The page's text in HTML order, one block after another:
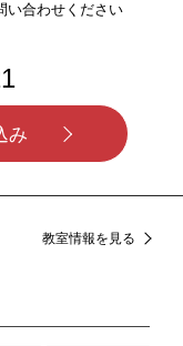
い合わせください
み
教室情報を見る